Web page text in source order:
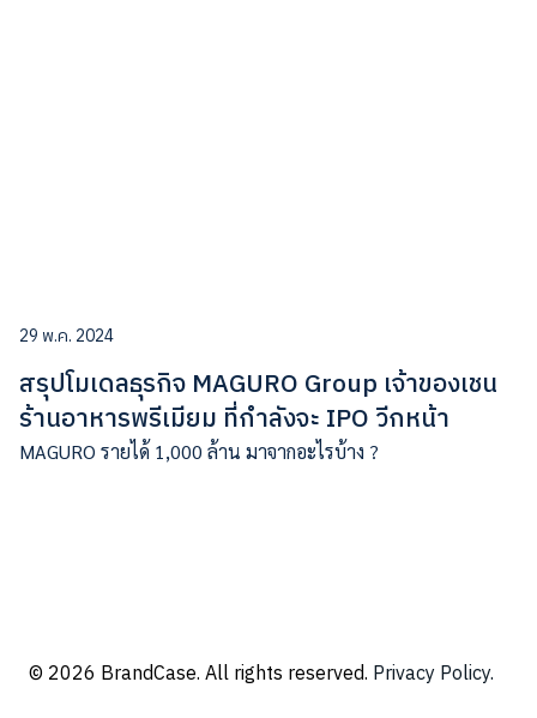
29 พ.ค. 2024
สรุปโมเดลธุรกิจ MAGURO Group เจ้าของเชน
ร้านอาหารพรีเมียม ที่กำลังจะ IPO วีกหน้า
MAGURO รายได้ 1,000 ล้าน มาจากอะไรบ้าง ?
© 2026 BrandCase. All rights reserved. Privacy Policy.